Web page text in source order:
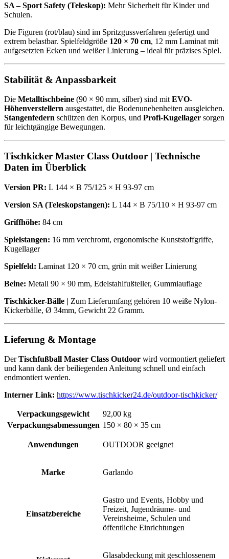
SA – Sport Safety (Teleskop): Mehr Sicherheit für Kinder und
Schulen.
Die Figuren (rot/blau) sind im Spritzgussverfahren gefertigt und
extrem belastbar. Spielfeldgröße 120 × 70 cm, 12 mm Laminat mit
aufgesetzten Ecken und weißer Linierung – ideal für präzises Spiel.
Stabilität & Anpassbarkeit
Die Metalltischbeine (90 × 90 mm, silber) sind mit EVO-
Höhenverstellern ausgestattet, die Bodenunebenheiten ausgleichen.
Stangenfedern schützen den Korpus, und Profi-Kugellager sorgen
für leichtgängige Bewegungen.
Tischkicker Master Class Outdoor | Technische
Daten im Überblick
Version PR: L 144 × B 75/125 × H 93-97 cm
Version SA (Teleskopstangen): L 144 × B 75/110 × H 93-97 cm
Griffhöhe: 84 cm
Spielstangen: 16 mm verchromt, ergonomische Kunststoffgriffe,
Kugellager
Spielfeld: Laminat 120 × 70 cm, grün mit weißer Linierung
Beine: Metall 90 × 90 mm, Edelstahlfußteller, Gummiauflage
Tischkicker-Bälle | Zum Lieferumfang gehören 10 weiße Nylon-
Kickerbälle, Ø 34mm, Gewicht 22 Gramm.
Lieferung & Montage
DerTischfußball Master Class Outdoor wird vormontiert geliefert
und kann dank der beiliegenden Anleitung schnell und einfach
endmontiert werden.
Interner Link: https://www.tischkicker24.de/outdoor-tischkicker/
Verpackungsgewicht
92,00 kg
Verpackungsabmessungen 150 × 80 × 35 cm
Anwendungen OUTDOOR geeignet
Marke Garlando
Einsatzbereiche
Gastro und Events, Hobby und
Freizeit, Jugendräume- und
Vereinsheime, Schulen und
öffentliche Einrichtungen
Glasabdeckung mit geschlossenem